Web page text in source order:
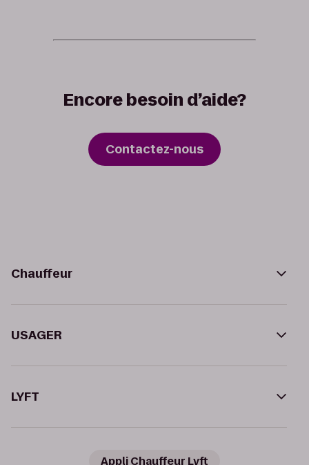
Encore besoin d’aide?
Contactez-nous
Chauffeur
USAGER
LYFT
Appli Chauffeur Lyft